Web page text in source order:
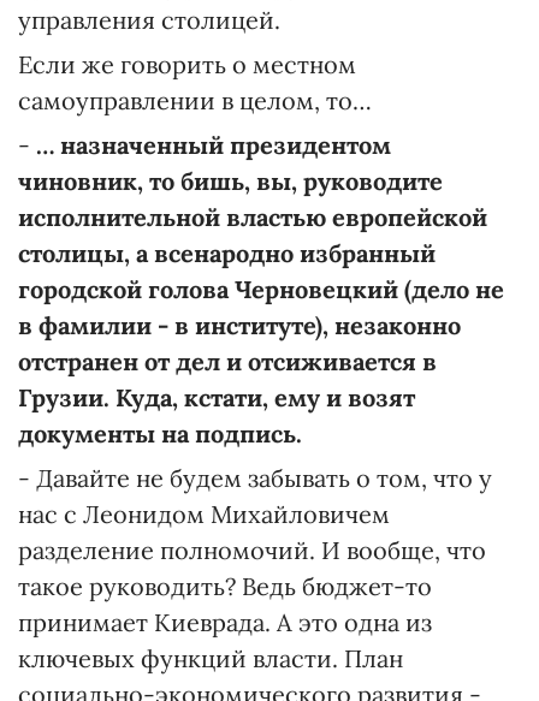
управления столицей.
Если же говорить о местном
самоуправлении в целом, то…
- … назначенный президентом
чиновник, то бишь, вы, руководите
исполнительной властью европейской
столицы, а всенародно избранный
городской голова Черновецкий (дело не
в фамилии - в институте), незаконно
отстранен от дел и отсиживается в
Грузии. Куда, кстати, ему и возят
документы на подпись.
- Давайте не будем забывать о том, что у
нас с Леонидом Михайловичем
разделение полномочий. И вообще, что
такое руководить? Ведь бюджет-то
принимает Киеврада. А это одна из
ключевых функций власти. План
социально-экономического развития -